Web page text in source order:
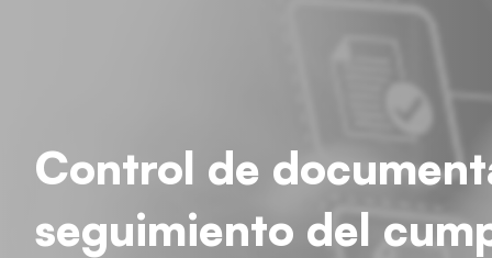
Control de
seguimiento del